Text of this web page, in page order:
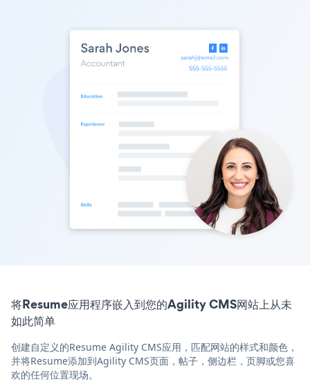
将Resume应用程序嵌入到您的Agility CMS网站上从未
如此简单
创建自定义的Resume Agility CMS应用，匹配网站的样式和颜色，
并将Resume添加到Agility CMS页面，帖子，侧边栏，页脚或您喜
欢的任何位置现场。